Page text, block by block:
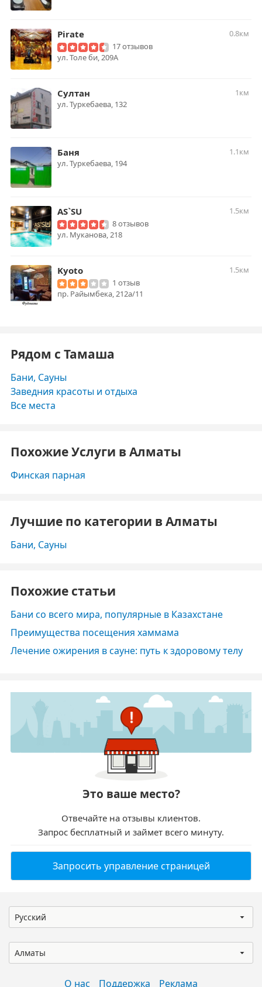
Pirate
0.8км
17 отзывов
ул. Толе би, 209А
Султан
1км
ул. Туркебаева, 132
Баня
1.1км
ул. Туркебаева, 194​
AS`SU
1.5км
8 отзывов
ул. Муканова, 218
Kyoto
1.5км
1 отзыв
пр. Райымбека, 212а/11
Рядом с Тамаша
Бани, Сауны
Заведния красоты и отдыха
Все места
Похожие Услуги в Алматы
Финская парная
Лучшие по категории в Алматы
Бани, Сауны
Похожие статьи
Бани со всего мира, популярные в Казахстане
Преимущества посещения хаммама
Лечение ожирения в сауне: путь к здоровому телу
Это ваше место?
Отвечайте на отзывы клиентов.
Запрос бесплатный и займет всего минуту.
Запросить управление страницей
Русский
Алматы
О нас Поддержка Реклама